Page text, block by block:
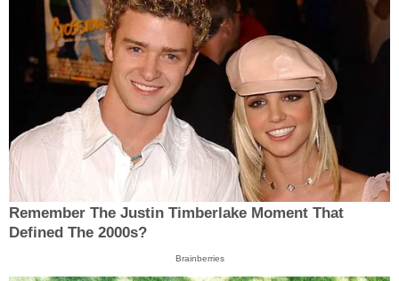
Remember The Justin Timberlake Moment That
Defined The 2000s?
Brainberries